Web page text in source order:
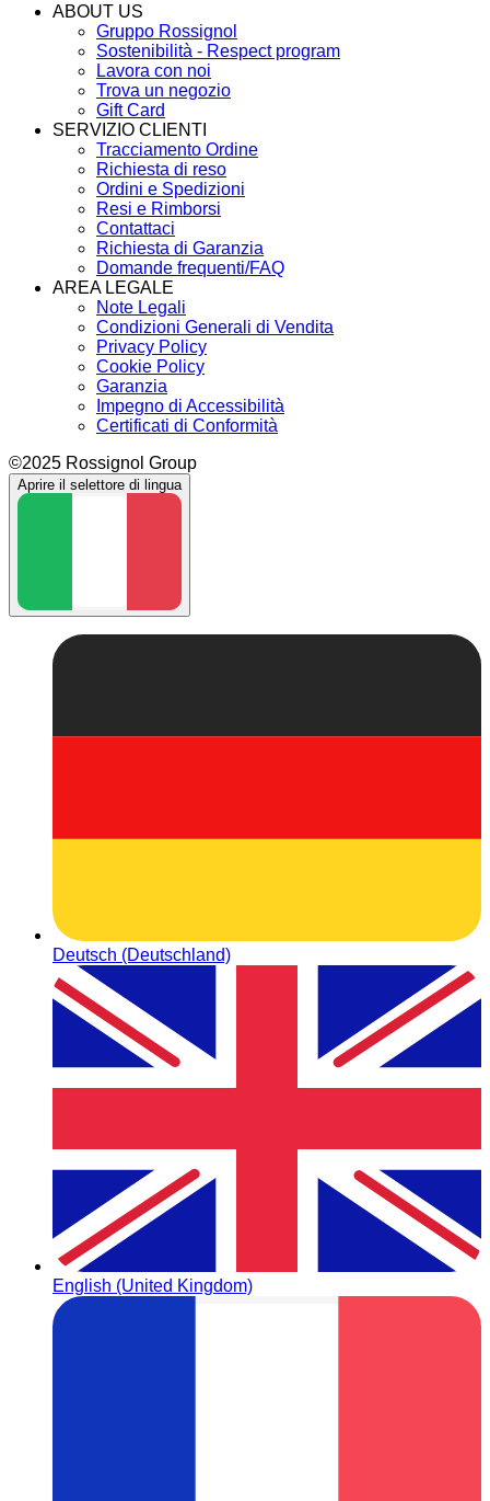
ABOUT US
Gruppo Rossignol
Sostenibilità - Respect program
Lavora con noi
Trova un negozio
Gift Card
SERVIZIO CLIENTI
Tracciamento Ordine
Richiesta di reso
Ordini e Spedizioni
Resi e Rimborsi
Contattaci
Richiesta di Garanzia
Domande frequenti/FAQ
AREA LEGALE
Note Legali
Condizioni Generali di Vendita
Privacy Policy
Cookie Policy
Garanzia
Impegno di Accessibilità
Certificati di Conformità
©2025 Rossignol Group
Aprire il selettore di lingua
Deutsch (Deutschland)
English (United Kingdom)